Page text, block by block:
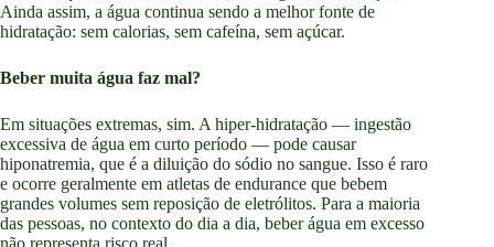
Ainda assim, a água continua sendo a melhor fonte de
hidratação: sem calorias, sem cafeína, sem açúcar.
Beber muita água faz mal?
Em situações extremas, sim. A hiper-hidratação — ingestão
excessiva de água em curto período — pode causar
hiponatremia, que é a diluição do sódio no sangue. Isso é raro
e ocorre geralmente em atletas de endurance que bebem
grandes volumes sem reposição de eletrólitos. Para a maioria
das pessoas, no contexto do dia a dia, beber água em excesso
não representa risco real.